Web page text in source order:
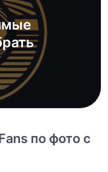
по фото с